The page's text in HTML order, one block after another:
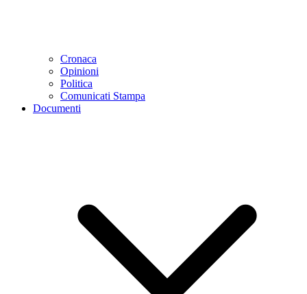
Cronaca
Opinioni
Politica
Comunicati Stampa
Documenti